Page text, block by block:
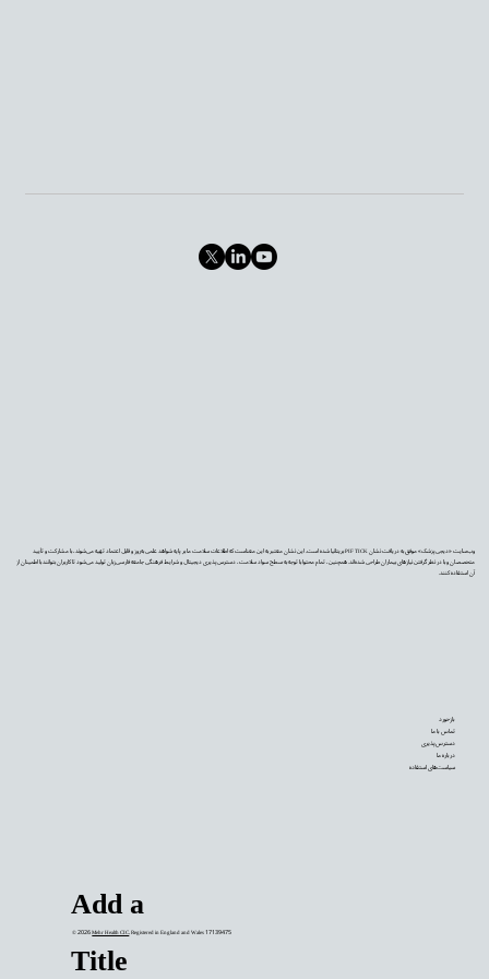
Add a
Title
© 2026Mehr Health CIC. Registered in England and Wales 17139475
وب‌سایت «دیجی‌پزشک» موفق به دریافت نشان PIF TICK بریتانیا شده است. این نشان معتبر به این معناست که اطلاعات سلامت ما بر پایه شواهد علمی به‌روز و قابل اعتماد تهیه می‌شوند، با مشارکت و تأیید
متخصصان و با در نظر گرفتن نیازهای بیماران طراحی شده‌اند. همچنین، تمام محتوا با توجه به سطح سواد سلامت، دسترس‌پذیری دیجیتال و شرایط فرهنگی جامعه فارسی‌زبان تولید می‌شود تا کاربران بتوانند با اطمینان از
آن استفاده کنند.
بازخورد
تماس با ما
دسترس‌پذیری
درباره ما
سیاست‌های استفاده